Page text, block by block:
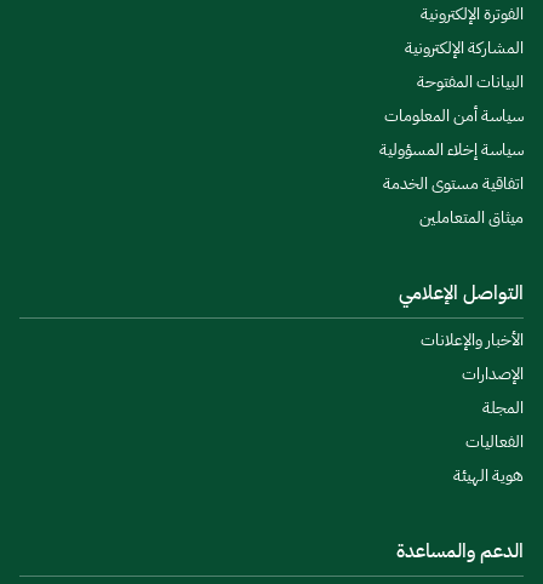
الفوترة الإلكترونية
المشاركة الإلكترونية
البيانات المفتوحة
سياسة أمن المعلومات
سياسة إخلاء المسؤولية
اتفاقية مستوى الخدمة
ميثاق المتعاملين
التواصل الإعلامي
الأخبار والإعلانات
الإصدارات
المجلة
الفعاليات
هوية الهيئة
الدعم والمساعدة